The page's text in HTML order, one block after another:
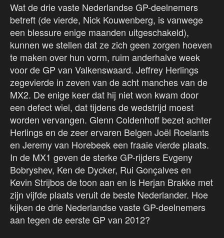
Wat de drie vaste Nederlandse GP-deelnemers
betreft (de vierde, Nick Kouwenberg, is vanwege
een blessure enige maanden uitgeschakeld),
kunnen we stellen dat ze zich geen zorgen hoeven
te maken over hun vorm, ruim anderhalve week
voor de GP van Valkenswaard. Jeffrey Herlings
zegevierde in zeven van de acht manches van de
MX2. De enige keer dat hij niet won kwam door
een defect wiel, dat tijdens de wedstrijd moest
worden vervangen. Glenn Coldenhoff bezet achter
Herlings en de zeer ervaren Belgen Joël Roelants
en Jeremy van Horebeek een fraaie vierde plaats.
In de MX1 geven de sterke GP-rijders Evgeny
Bobryshev, Ken de Dycker, Rui Gonçalves en
Kevin Strijbos de toon aan en is Herjan Brakke met
zijn vijfde plaats veruit de beste Nederlander. Hoe
kijken de drie Nederlandse vaste GP-deelnemers
aan tegen de eerste GP van 2012?